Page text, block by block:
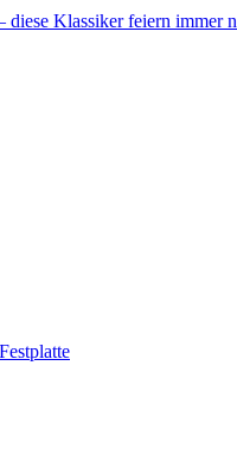
diese Klassiker feiern immer